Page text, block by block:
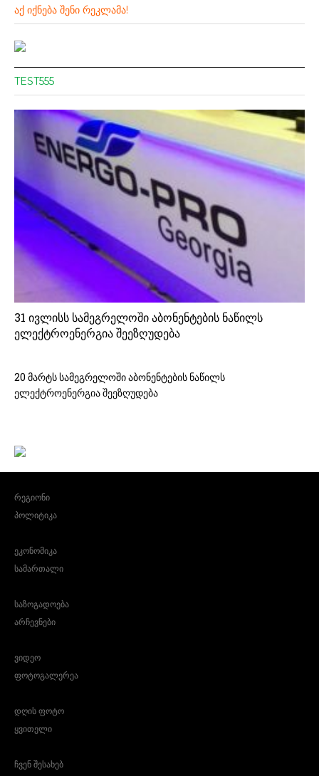
ᲐᲥ ᲘᲥᲜᲔᲑᲐ ᲨᲔᲜᲘ ᲠᲔᲙᲚᲐᲛᲐ!
TEST555
31 ივლისს სამეგრელოში აბონენტების ნაწილს
ელექტროენერგია შეეზღუდება
20 მარტს სამეგრელოში აბონენტების ნაწილს
ელექტროენერგია შეეზღუდება
რეგიონი
პოლიტიკა
ეკონომიკა
სამართალი
საზოგადოება
არჩევნები
ვიდეო
ფოტოგალერეა
დღის ფოტო
ყვითელი
ჩვენ შესახებ